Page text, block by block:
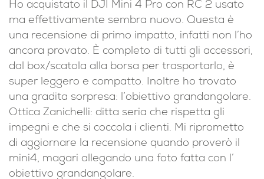
Ho acquistato il DJI Mini 4 Pro con RC 2 usato
ma effettivamente sembra nuovo. Questa è
una recensione di primo impatto, infatti non l’ho
ancora provato. È completo di tutti gli accessori,
dal box/scatola alla borsa per trasportarlo, è
super leggero e compatto. Inoltre ho trovato
una gradita sorpresa: l’obiettivo grandangolare.
Ottica Zanichelli: ditta seria che rispetta gli
impegni e che si coccola i clienti. Mi riprometto
di aggiornare la recensione quando proverò il
mini4, magari allegando una foto fatta con l’
obiettivo grandangolare.